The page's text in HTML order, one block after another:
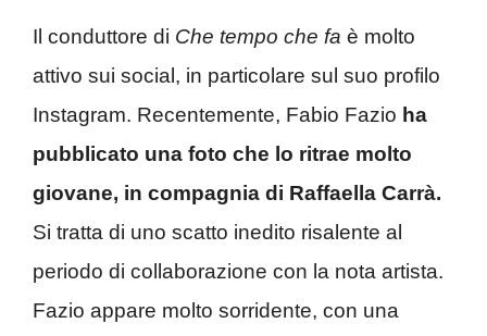
Il conduttore di Che tempo che fa è molto
attivo sui social, in particolare sul suo profilo
Instagram. Recentemente, Fabio Fazio ha
pubblicato una foto che lo ritrae molto
giovane, in compagnia di Raffaella Carrà.
Si tratta di uno scatto inedito risalente al
periodo di collaborazione con la nota artista.
Fazio appare molto sorridente, con una